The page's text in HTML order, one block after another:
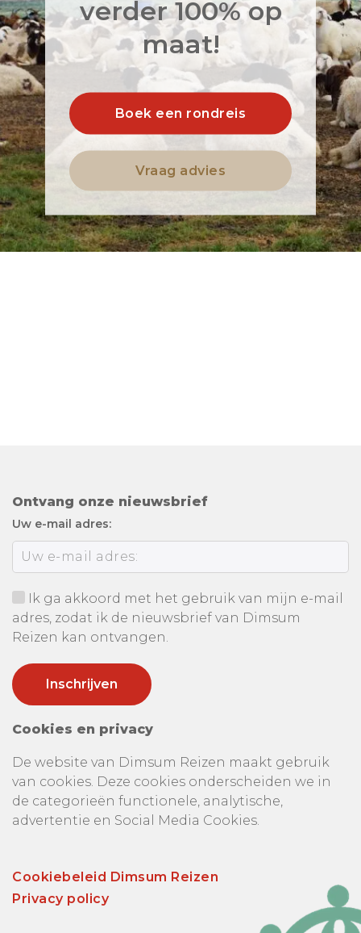
verder 100% op
maat!
Boek een rondreis
Vraag advies
Ontvang onze nieuwsbrief
Uw e-mail adres:
Ik ga akkoord met het gebruik van mijn e-mail
adres, zodat ik de nieuwsbrief van Dimsum
Reizen kan ontvangen.
Cookies en privacy
De website van Dimsum Reizen maakt gebruik
van cookies. Deze cookies onderscheiden we in
de categorieën functionele, analytische,
advertentie en Social Media Cookies.
Cookiebeleid Dimsum Reizen
Privacy policy